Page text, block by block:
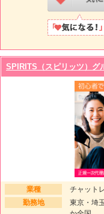
SPIRITS（スピリッツ）グ
業種
チャット
勤務地
東京・埼